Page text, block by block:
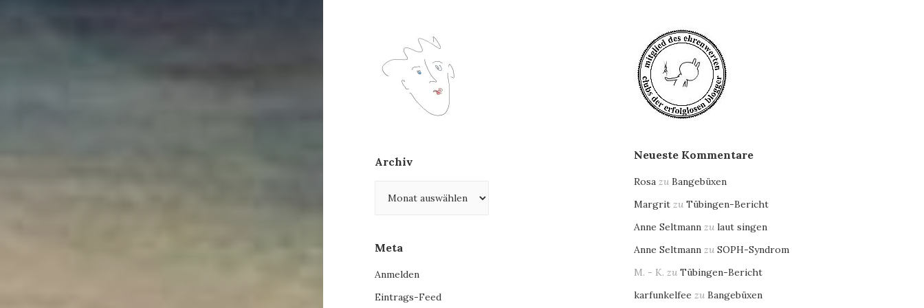
Archiv
Meta
Anmelden
Eintrags-Feed
Neueste Kommentare
Rosa zuBangebüxen
Margrit zuTübingen-Bericht
Anne Seltmann zulaut singen
Anne Seltmann zuSOPH-Syndrom
M. - K. zuTübingen-Bericht
karfunkelfee zuBangebüxen